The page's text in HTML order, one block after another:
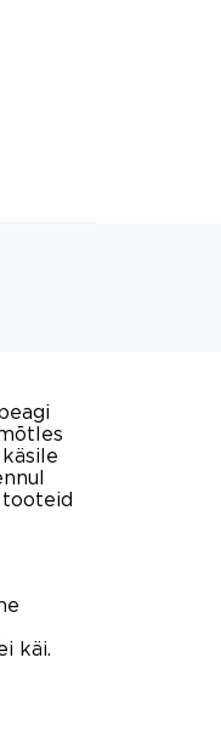
tooteid
käi.